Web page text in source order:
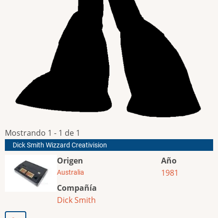
Mostrando 1 - 1 de 1
Dick Smith Wizzard Creativision
Origen
Australia
Compañía
Dick Smith
Año
1981